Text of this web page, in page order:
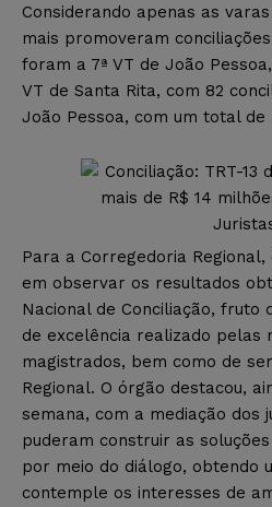
Considerando apenas as
mais promoveram
foram a 7ª VT de João
VT de Santa Rita, com 82
João Pessoa, com um total de
Para a Corregedoria
em observar os resultados
Nacional de Conciliação, fruto
de excelência realizado pelas
magistrados, bem como de
Regional. O órgão destacou,
semana, com a mediação dos
puderam construir as
por meio do diálogo, obtendo
contemple os interesses de